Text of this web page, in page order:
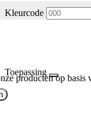
Kleurcode
Toepassing
producten op basis